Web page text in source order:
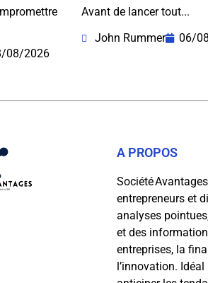
08/2026
Avant de lancer tout...
John Rummer
06/
A PROPOS
Société
entrepreneurs et
analyses
et des
entreprises, la
l’innovation.